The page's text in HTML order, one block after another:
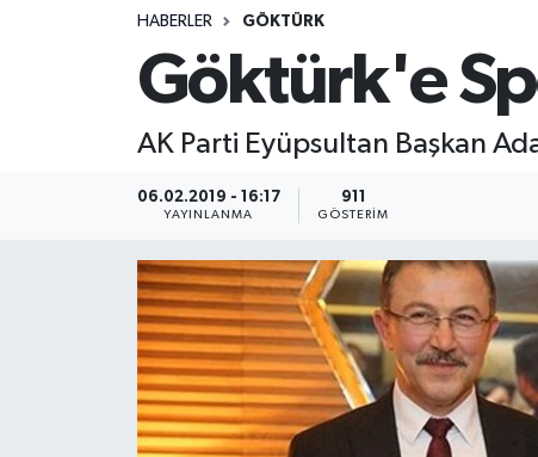
HABERLER GÖKTÜRK
Göktürk'e
AK Parti Eyüpsultan Başkan
06.02.2019 - 16:17
YAYINLANMA
911
GÖSTERIM
GÜNDEM
KEMERBURGAZ
KÜLTÜR - SANAT
Tüm Manşetler